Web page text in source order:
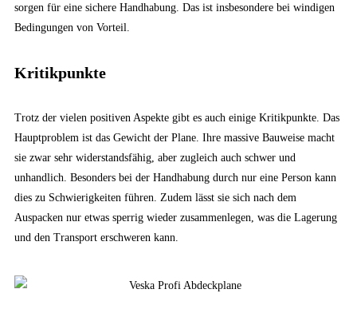
sorgen für eine sichere Handhabung. Das ist insbesondere bei windigen
Bedingungen von Vorteil.
Kritikpunkte
Trotz der vielen positiven Aspekte gibt es auch einige Kritikpunkte. Das
Hauptproblem ist das Gewicht der Plane. Ihre massive Bauweise macht
sie zwar sehr widerstandsfähig, aber zugleich auch schwer und
unhandlich. Besonders bei der Handhabung durch nur eine Person kann
dies zu Schwierigkeiten führen. Zudem lässt sie sich nach dem
Auspacken nur etwas sperrig wieder zusammenlegen, was die Lagerung
und den Transport erschweren kann.